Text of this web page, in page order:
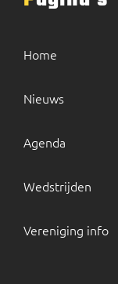
Home
Nieuws
Agenda
Wedstrijden
Vereniging info